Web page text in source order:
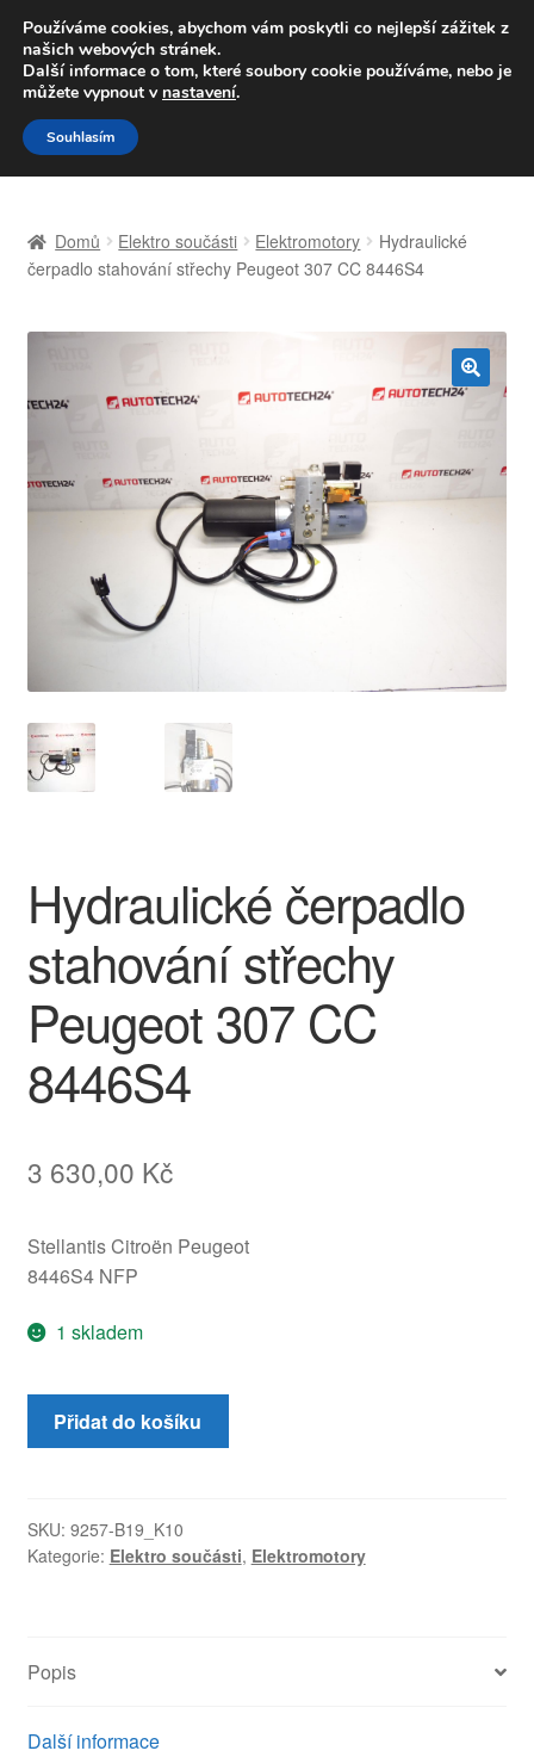
DOPRAVA od 139,-Kč
Volejte po-pá 9-16 704 494 494
Přeskočit
na
navigaci
Přejít
k
obsahu
Celosvětová doprava
Můj účet
Obchodní podmínky
Platby
Reklamace
Reklamační řád
Vrakoviště Citroën
Domů Elektro součásti Elektromotory
Hydraulické
čerpadlo stahování střechy Peugeot 307 CC 8446S4
🔍
Hydraulické čerpadlo
stahování střechy
Peugeot 307 CC
8446S4
3 630,00 Kč
Stellantis Citroën Peugeot
8446S4 NFP
1 skladem
Hydraulické
čerpadlo
Peugeot
307
Přidat do košíku
SKU: 9257-B19_K10
Kategorie: Elektro součásti, Elektromotory
Popis
Další informace
Používáme cookies, abychom vám poskytli co nejlepší zážitek z
našich webových stránek.
Další informace o tom, které soubory cookie používáme, nebo je
můžete vypnout v nastavení.
Souhlasím